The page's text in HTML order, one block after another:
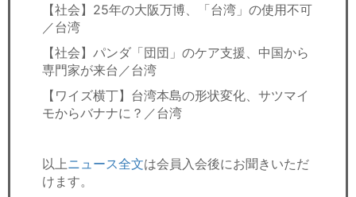
【社会】25年の大阪万博、「台湾」の使用不可
／台湾
【社会】パンダ「団団」のケア支援、中国から
専門家が来台／台湾
【ワイズ横丁】台湾本島の形状変化、サツマイ
モからバナナに？／台湾
以上ニュース全文は会員入会後にお聞きいただ
けます。